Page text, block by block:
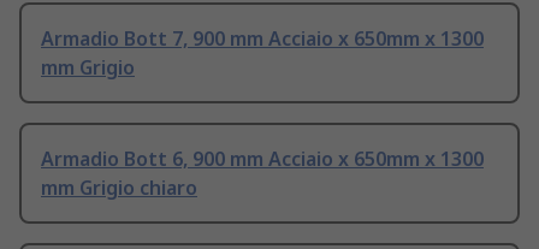
Armadio Bott 7, 900 mm Acciaio x 650mm x 1300
mm Grigio
Armadio Bott 6, 900 mm Acciaio x 650mm x 1300
mm Grigio chiaro